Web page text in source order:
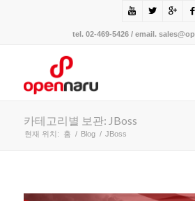
tel. 02-469-5426 / email.
카테고리별 보관: JBoss
현재 위치: 홈 / Blog / JBoss